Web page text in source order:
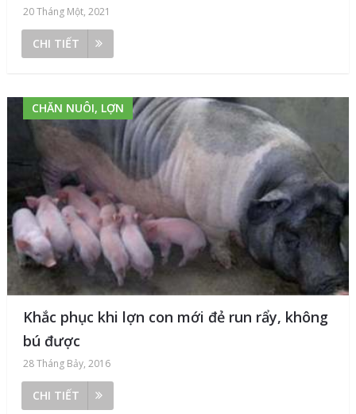
20 Tháng Một, 2021
CHI TIẾT
CHĂN NUÔI, LỢN
Khắc phục khi lợn con mới đẻ run rẩy, không
bú được
28 Tháng Bảy, 2016
CHI TIẾT